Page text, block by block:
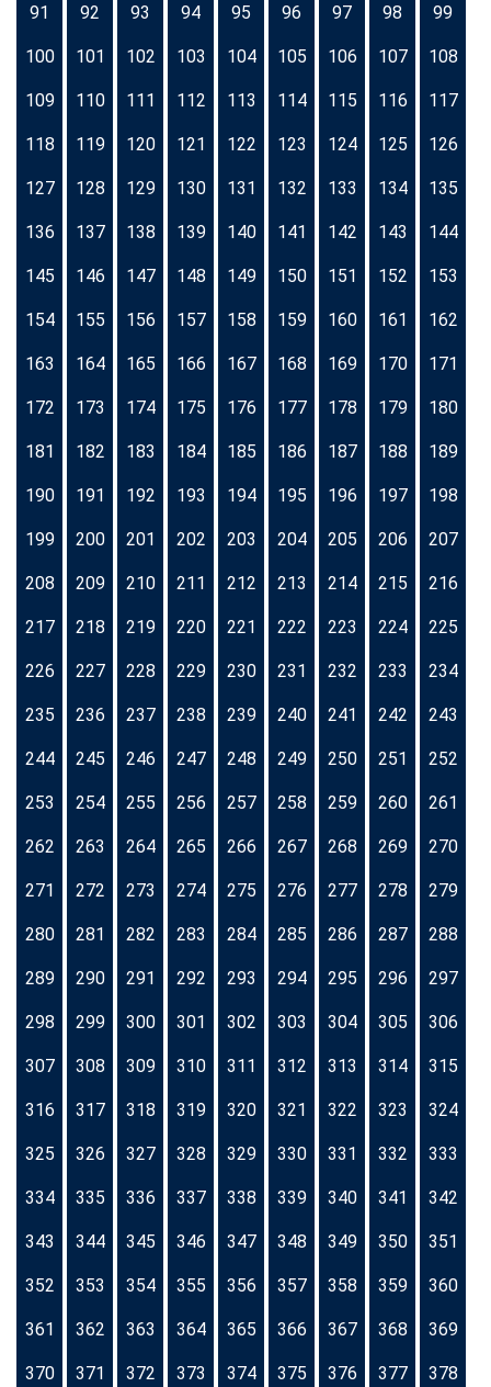
91 92 93 94 95 96 97 98 99
100 101 102 103 104 105 106 107 108
109 110 111 112 113 114 115 116 117
118 119 120 121 122 123 124 125 126
127 128 129 130 131 132 133 134 135
136 137 138 139 140 141 142 143 144
145 146 147 148 149 150 151 152 153
154 155 156 157 158 159 160 161 162
163 164 165 166 167 168 169 170 171
172 173 174 175 176 177 178 179 180
181 182 183 184 185 186 187 188 189
190 191 192 193 194 195 196 197 198
199 200 201 202 203 204 205 206 207
208 209 210 211 212 213 214 215 216
217 218 219 220 221 222 223 224 225
226 227 228 229 230 231 232 233 234
235 236 237 238 239 240 241 242 243
244 245 246 247 248 249 250 251 252
253 254 255 256 257 258 259 260 261
262 263 264 265 266 267 268 269 270
271 272 273 274 275 276 277 278 279
280 281 282 283 284 285 286 287 288
289 290 291 292 293 294 295 296 297
298 299 300 301 302 303 304 305 306
307 308 309 310 311 312 313 314 315
316 317 318 319 320 321 322 323 324
325 326 327 328 329 330 331 332 333
334 335 336 337 338 339 340 341 342
343 344 345 346 347 348 349 350 351
352 353 354 355 356 357 358 359 360
361 362 363 364 365 366 367 368 369
370 371 372 373 374 375 376 377 378